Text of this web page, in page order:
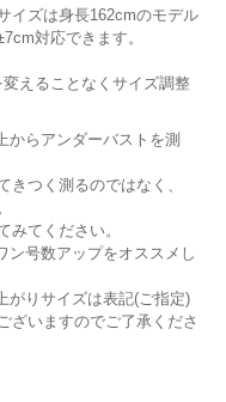
イズは身長162cmのモデル
対応できます。
えることなくサイズ調整
からアンダーバストを測
きつく測るのではなく、
みてください。
ン号数アップをオススメし
がりサイズは表記(ご指定)
ざいますのでご了承くださ